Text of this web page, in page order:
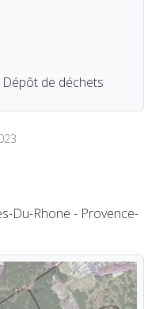
Dépôt de déchets
Du-Rhone - Provence-